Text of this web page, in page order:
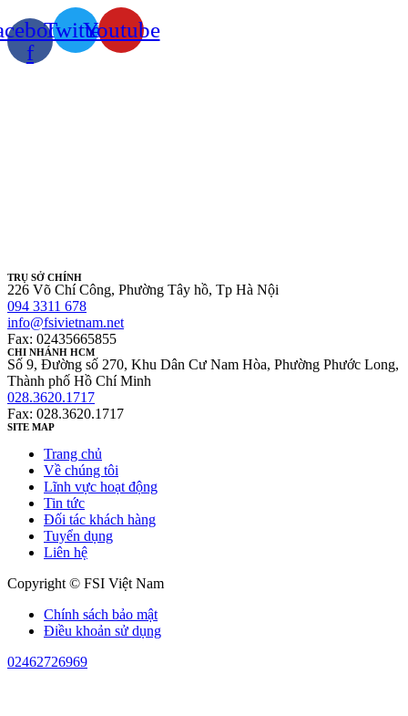
f
TwitterYoutube
TRỤ SỞ CHÍNH
226 Võ Chí Công, Phường Tây hồ, Tp Hà Nội
094 3311 678
info@fsivietnam.net
Fax: 02435665855
CHI NHÁNH HCM
Số 9, Đường số 270, Khu Dân Cư Nam Hòa, Phường Phước Long,
Thành phố Hồ Chí Minh
028.3620.1717
Fax: 028.3620.1717
SITE MAP
Trang chủ
Về chúng tôi
Lĩnh vực hoạt động
Tin tức
Đối tác khách hàng
Tuyển dụng
Liên hệ
Copyright © FSI Việt Nam
Chính sách bảo mật
Điều khoản sử dụng
02462726969